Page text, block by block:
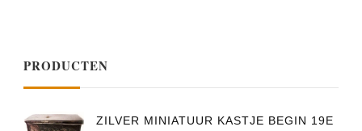
PRODUCTEN
ZILVER MINIATUUR KASTJE BEGIN 19E